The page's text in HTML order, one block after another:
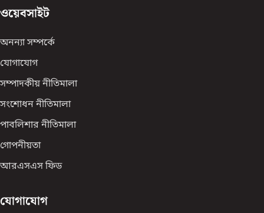
ওয়েবসাইট
অনন্যা সম্পর্কে
যোগাযোগ
সম্পাদকীয় নীতিমালা
সংশোধন নীতিমালা
পাবলিশার নীতিমালা
গোপনীয়তা
আরএসএস ফিড
যোগাযোগ